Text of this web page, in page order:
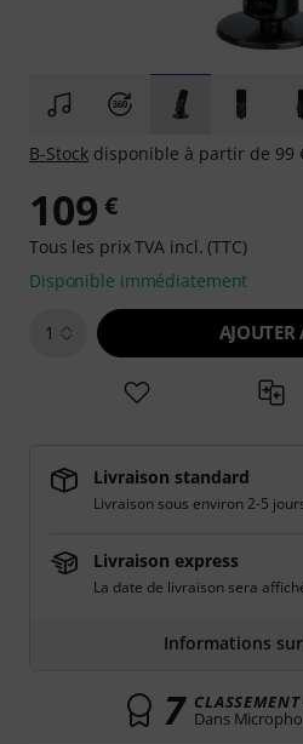
B-Stock disponible à partir de 99
109 €
Tous les prix TVA incl. (TTC)
Disponible immédiatement
1 AJOUTER
Livraison standard
Livraison sous environ 2-5
Livraison express
La date de livraison sera
Informations
7 Dans